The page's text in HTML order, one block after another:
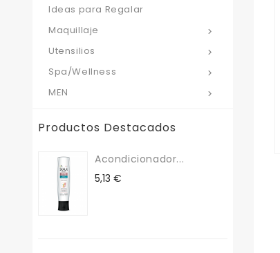
Ideas para Regalar

Maquillaje

Utensilios

Spa/Wellness

MEN
Productos Destacados
Acondicionador...
Precio
5,13 €